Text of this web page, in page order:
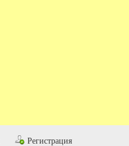
Регистрация